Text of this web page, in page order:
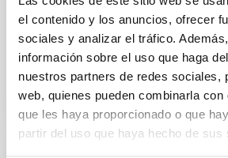
el contenido y los anuncios, ofrecer
sociales y analizar el tráfico.
información sobre el uso que haga
nuestros partners de redes sociales,
web, quienes pueden combinarla con
que les haya proporcionado o que
partir del uso que haya hecho de sus
Fecha de publicación:
BIBCODE
NÚMERO DE CITAS 1